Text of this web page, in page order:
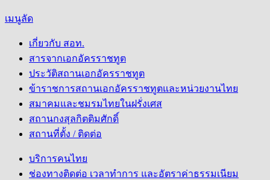
เมนูลัด
เกี่ยวกับ สอท.
สารจากเอกอัครราชทูต
ประวัติสถานเอกอัครราชทูต
ข้าราชการสถานเอกอัครราชทูตและหน่วยงานไทย
สมาคมและชมรมไทยในฝรั่งเศส
สถานกงสุลกิตติมศักดิ์
สถานที่ตั้ง / ติดต่อ
บริการคนไทย
ช่องทางติดต่อ เวลาทำการ และอัตราค่าธรรมเนียม